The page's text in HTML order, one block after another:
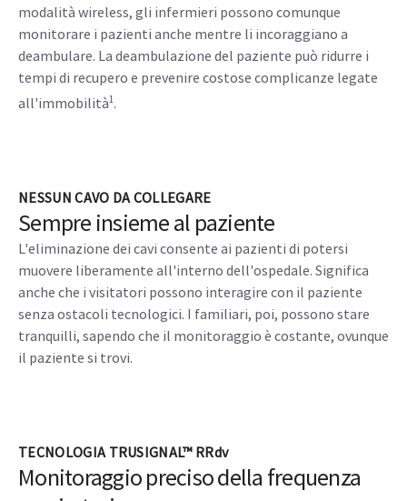
modalità wireless, gli infermieri possono comunque
monitorare i pazienti anche mentre li incoraggiano a
deambulare. La deambulazione del paziente può ridurre i
tempi di recupero e prevenire costose complicanze legate
all'immobilità1 .
NESSUN CAVO DA COLLEGARE
Sempre insieme al paziente
L'eliminazione dei cavi consente ai pazienti di potersi
muovere liberamente all'interno dell'ospedale. Significa
anche che i visitatori possono interagire con il paziente
senza ostacoli tecnologici. I familiari, poi, possono stare
tranquilli, sapendo che il monitoraggio è costante, ovunque
il paziente si trovi.
TECNOLOGIA TRUSIGNAL™ RRdv
Monitoraggio preciso della frequenza